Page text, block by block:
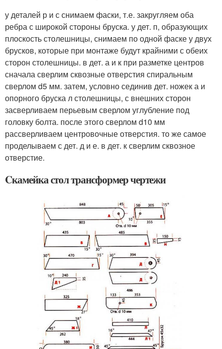
у деталей р и с снимаем фаски, т.е. закругляем оба
ребра с широкой стороны бруска. у дет. п, образующих
плоскость столешницы, снимаем по одной фаске у двух
брусков, которые при монтаже будут крайними с обеих
сторон столешницы. в дет. а и к при разметке центров
сначала сверлим сквозные отверстия спиральным
сверлом d5 мм. затем, условно сединив дет. ножек а и
опорного бруска л столешницы, с внешних сторон
засверливаем перьевым сверлом углубление под
головку болта. после этого сверлом d10 мм
рассверливаем центровочные отверстия. то же самое
проделываем с дет. д и е. в дет. к сверлим сквозное
отверстие.
Cкамейка стол трансформер чертежи